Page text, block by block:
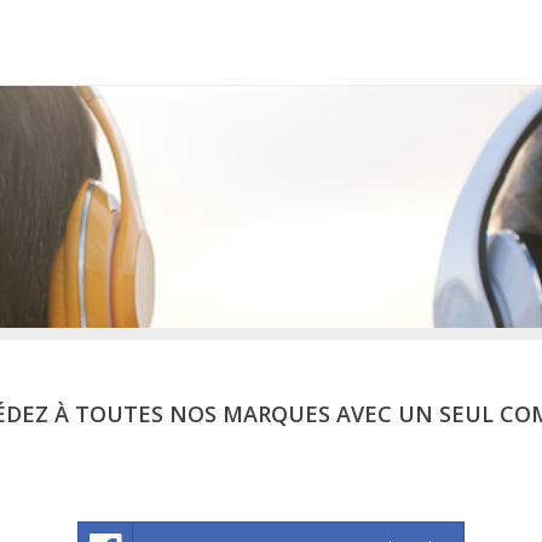
À TOUTES NOS MARQUES AVEC UN SEUL